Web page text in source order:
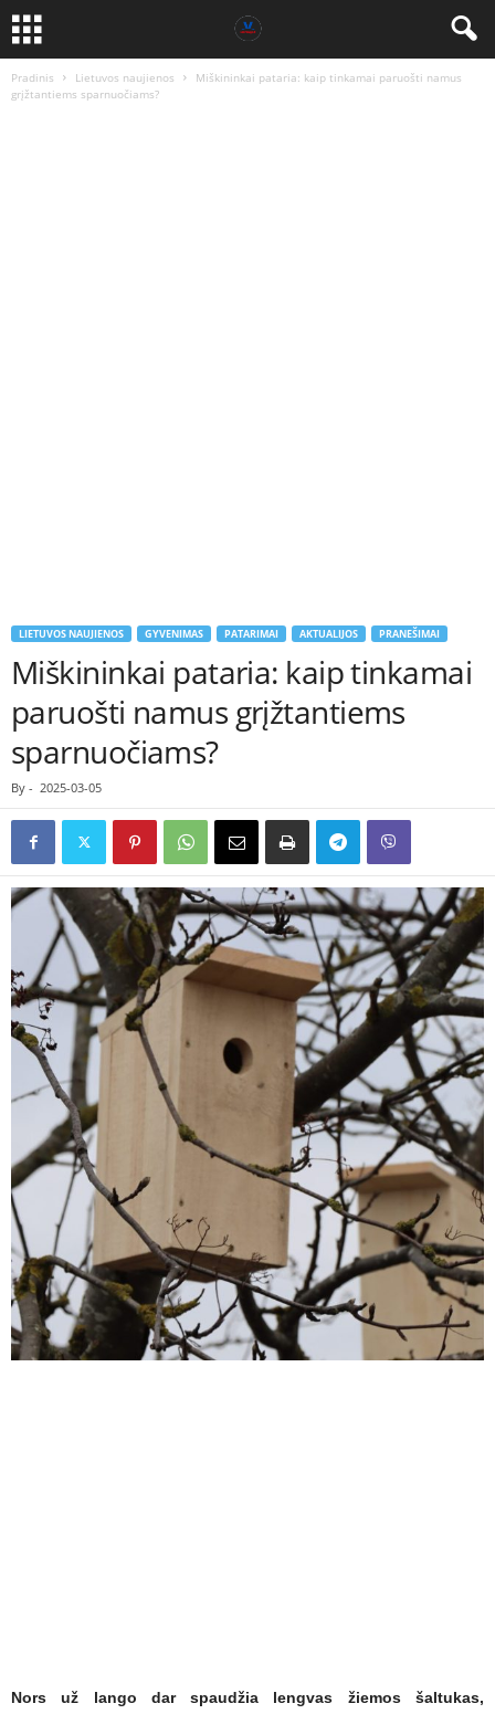
Pradinis Lietuvos naujienos
Miškininkai pataria: kaip tinkamai paruošti namus
grįžtantiems sparnuočiams?
LIETUVOS NAUJIENOS GYVENIMAS PATARIMAI AKTUALIJOS PRANEŠIMAI
Miškininkai pataria: kaip tinkamai
paruošti namus grįžtantiems
sparnuočiams?
By - 2025-03-05
Nors už lango dar spaudžia lengvas žiemos šaltukas,